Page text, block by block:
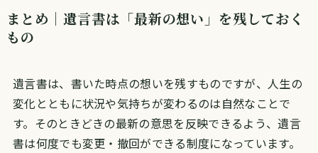
まとめ｜遺言書は「最新の想い」を残しておく
もの
遺言書は、書いた時点の想いを残すものですが、人生の
変化とともに状況や気持ちが変わるのは自然なことで
す。そのときどきの最新の意思を反映できるよう、遺言
書は何度でも変更・撤回ができる制度になっています。